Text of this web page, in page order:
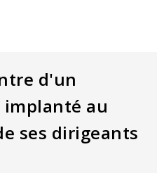
d'un
au
ses dirigeants